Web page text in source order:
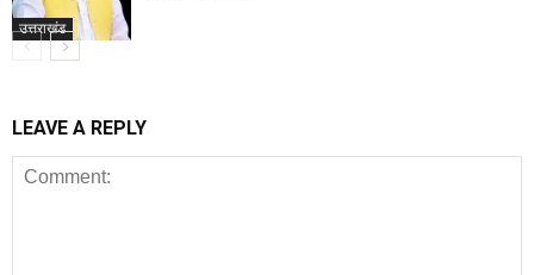
उत्तराखंड
LEAVE A REPLY